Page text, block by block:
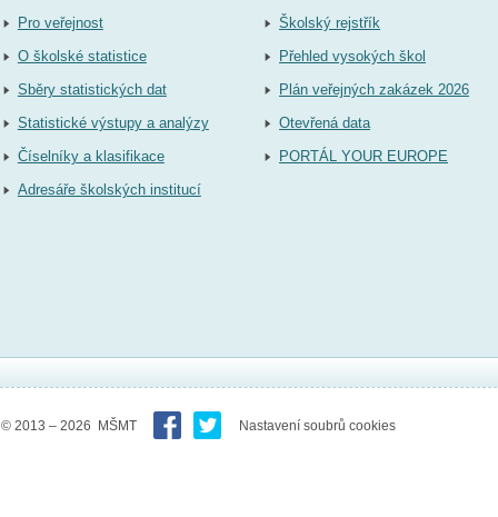
Pro veřejnost
O školské statistice
Sběry statistických dat
Statistické výstupy a analýzy
Číselníky a klasifikace
Adresáře školských institucí
Školský rejstřík
Přehled vysokých škol
Plán veřejných zakázek 2026
Otevřená data
PORTÁL YOUR EUROPE
© 2013 – 2026 MŠMT Nastavení soubrů cookies